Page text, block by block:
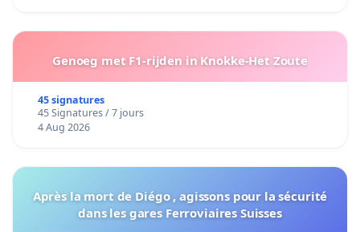
Genoeg met F1-rijden in Knokke-Het Zoute
45 signatures
45 Signatures / 7 jours
4 Aug 2026
Après la mort de Diégo , agissons pour la sécurité
dans les gares Ferroviaires Suisses